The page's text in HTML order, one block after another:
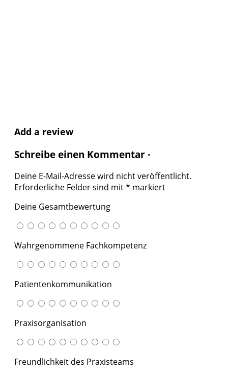
Add a review
Schreibe einen Kommentar ·
Deine E-Mail-Adresse wird nicht veröffentlicht.
Erforderliche Felder sind mit* markiert
Deine Gesamtbewertung
Wahrgenommene Fachkompetenz
Patientenkommunikation
Praxisorganisation
Freundlichkeit des Praxisteams